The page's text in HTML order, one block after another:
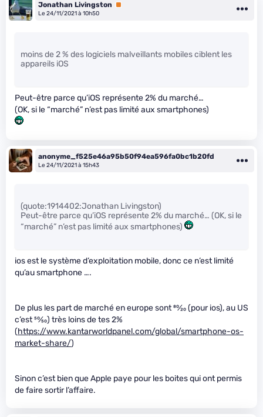
Jonathan Livingston
Premium
Le 24/11/2021 à 10h50
moins de 2 % des logiciels malveillants mobiles ciblent les
appareils iOS
Peut-être parce qu’iOS représente 2% du marché…
(OK, si le “marché” n’est pas limité aux smartphones)
anonyme_f525e46a95b50f94ea596fa0bc1b20fd
Le 24/11/2021 à 15h43
(quote:1914402:Jonathan Livingston)
Peut-être parce qu’iOS représente 2% du marché… (OK, si le
“marché” n’est pas limité aux smartphones)
ios est le système d’exploitation mobile, donc ce n’est limité
qu’au smartphone ….
De plus les part de marché en europe sont80⁄20(pour ios), au US
c’est50⁄50) très loins de tes 2%
(https://www.kantarworldpanel.com/global/smartphone-os-
market-share/)
Sinon c’est bien que Apple paye pour les boites qui ont permis
de faire sortir l’affaire.